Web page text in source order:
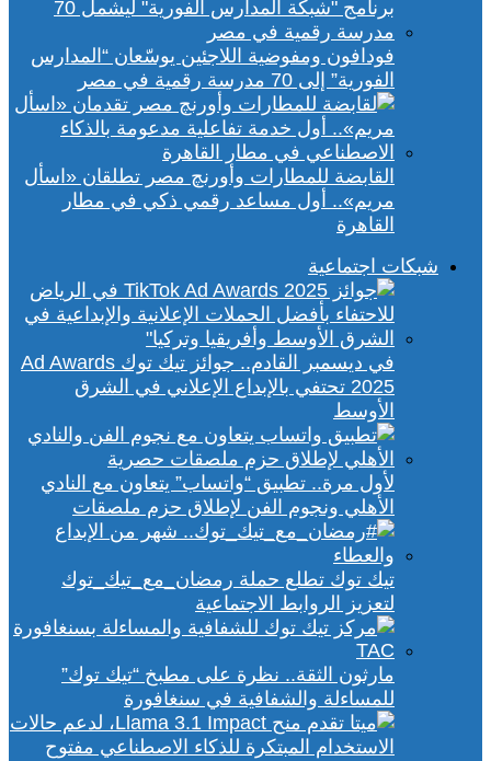
فودافون ومفوضية اللاجئين يوسّعان “المدارس
الفورية” إلى 70 مدرسة رقمية في مصر
القابضة للمطارات وأورنچ مصر تطلقان «اسأل
مريم».. أول مساعد رقمي ذكي في مطار
القاهرة
شبكات اجتماعية
في ديسمبر القادم.. جوائز تيك توك Ad Awards
2025 تحتفي بالإبداع الإعلاني في الشرق
الأوسط
لأول مرة.. تطبيق “واتساب” يتعاون مع النادي
الأهلي ونجوم الفن لإطلاق حزم ملصقات
تيك توك تطلع حملة رمضان_مع_تيك_توك
لتعزيز الروابط الاجتماعية
مارثون الثقة.. نظرة على مطبخ “تيك توك”
للمساءلة والشفافية في سنغافورة